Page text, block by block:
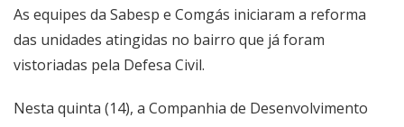
As equipes da Sabesp e Comgás iniciaram a reforma
das unidades atingidas no bairro que já foram
vistoriadas pela Defesa Civil.
Nesta quinta (14), a Companhia de Desenvolvimento